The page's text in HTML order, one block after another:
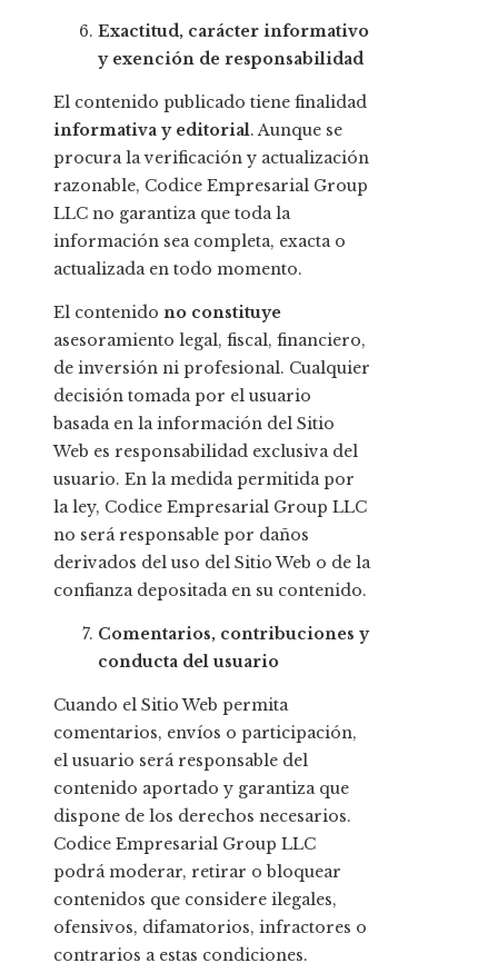
Exactitud, carácter informativo
y exención de responsabilidad
El contenido publicado tiene finalidad
informativa y editorial. Aunque se
procura la verificación y actualización
razonable, Codice Empresarial Group
LLC no garantiza que toda la
información sea completa, exacta o
actualizada en todo momento.
El contenido no constituye
asesoramiento legal, fiscal, financiero,
de inversión ni profesional. Cualquier
decisión tomada por el usuario
basada en la información del Sitio
Web es responsabilidad exclusiva del
usuario. En la medida permitida por
la ley, Codice Empresarial Group LLC
no será responsable por daños
derivados del uso del Sitio Web o de la
confianza depositada en su contenido.
Comentarios, contribuciones y
conducta del usuario
Cuando el Sitio Web permita
comentarios, envíos o participación,
el usuario será responsable del
contenido aportado y garantiza que
dispone de los derechos necesarios.
Codice Empresarial Group LLC
podrá moderar, retirar o bloquear
contenidos que considere ilegales,
ofensivos, difamatorios, infractores o
contrarios a estas condiciones.